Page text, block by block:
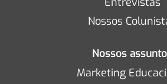
Nossos
Nossos
Marketing